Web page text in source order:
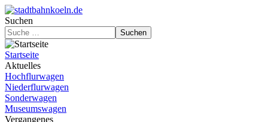
Suchen
Suchen
Startseite
Aktuelles
Hochflurwagen
Niederflurwagen
Sonderwagen
Museumswagen
Vergangenes